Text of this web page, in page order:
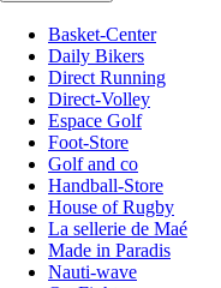
Basket-Center
Daily Bikers
Direct Running
Direct-Volley
Espace Golf
Foot-Store
Golf and co
Handball-Store
House of Rugby
La sellerie de Maé
Made in Paradis
Nauti-wave